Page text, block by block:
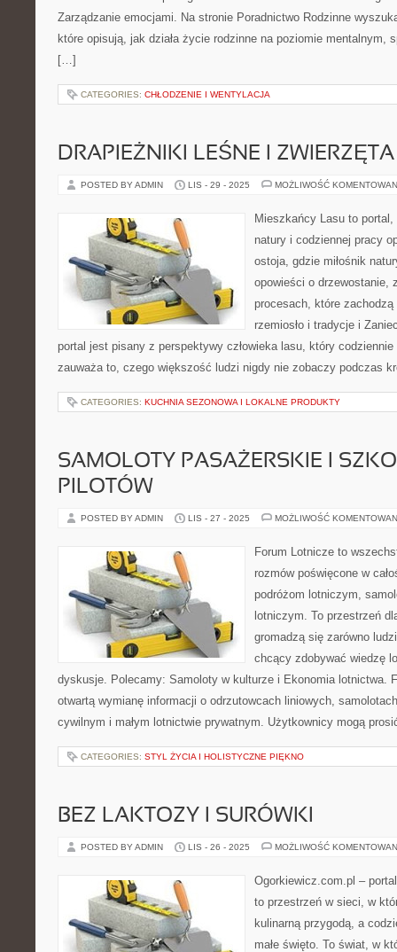
Zarządzanie emocjami. Na stronie Poradnictwo Rodzinne
które opisują, jak działa życie rodzinne na poziomie mentalnym,
[…]
CATEGORIES: CHŁODZENIE I WENTYLACJA
DRAPIEŻNIKI LEŚNE I
POSTED BY ADMIN LIS - 29 - 2025 MOŻLIWOŚĆ
Mieszkańcy Lasu to
natury i codziennej pracy
ostoja, gdzie miłośnik
opowieści o drzewostanie,
procesach, które zachodzą
rzemiosło i tradycje i
portal jest pisany z perspektywy człowieka lasu, który
zauważa to, czego większość ludzi nigdy nie zobaczy podczas
CATEGORIES: KUCHNIA SEZONOWA I LOKALNE PRODUKTY
SAMOLOTY PASAŻERSKIE I
PILOTÓW
POSTED BY ADMIN LIS - 27 - 2025 MOŻLIWOŚĆ
Forum Lotnicze to
rozmów poświęcone w
podróżom lotniczym,
lotniczym. To przestrzeń
gromadzą się zarówno
chcący zdobywać wiedzę
dyskusje. Polecamy: Samoloty w kulturze i Ekonomia lotnictwa.
otwartą wymianę informacji o odrzutowcach liniowych,
cywilnym i małym lotnictwie prywatnym. Użytkownicy mogą
CATEGORIES: STYL ŻYCIA I HOLISTYCZNE PIĘKNO
BEZ LAKTOZY I SURÓWKI
POSTED BY ADMIN LIS - 26 - 2025 MOŻLIWOŚĆ
Ogorkiewicz.com.pl –
to przestrzeń w sieci, w
kulinarną przygodą, a
małe święto. To świat, w